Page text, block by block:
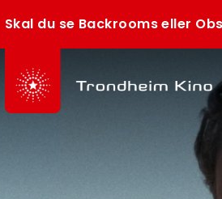
Skal du se Backrooms eller